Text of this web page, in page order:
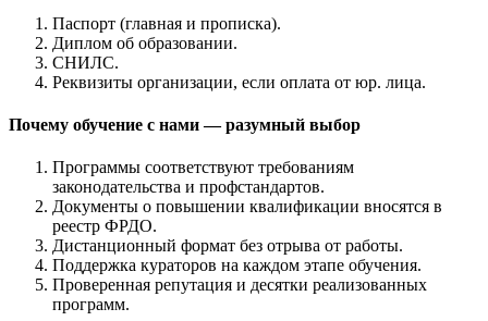
Паспорт (главная и прописка).
Диплом об образовании.
СНИЛС.
Реквизиты организации, если оплата от юр. лица.
Почему обучение с нами — разумный выбор
Программы соответствуют требованиям
законодательства и профстандартов.
Документы о повышении квалификации вносятся в
реестр ФРДО.
Дистанционный формат без отрыва от работы.
Поддержка кураторов на каждом этапе обучения.
Проверенная репутация и десятки реализованных
программ.